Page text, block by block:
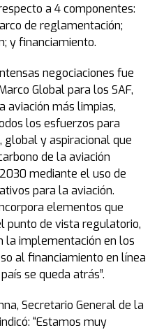
a 4 componentes:
de reglamentación;
y financiamiento.
negociaciones fue
Global para los SAF,
aviación más limpias,
los esfuerzos para
y aspiracional que
de la aviación
mediante el uso de
para la aviación.
elementos que
punto de vista regulatorio,
la implementación en los
al financiamiento en línea
se queda atrás”.
Secretario General de la
“Estamos muy